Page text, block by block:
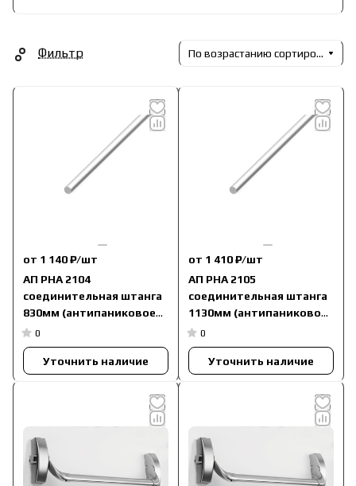
Фильтр По возрастанию сортировки
от 1 140 ₽/шт
АП PHA 2104
соединительная штанга
830мм (антипаниковое
устройство серии PHA
2000)
0
Уточнить наличие
от 1 410 ₽/шт
АП PHA 2105
соединительная штанга
1130мм (антипаниковое
устройство серии PHA
2000)
0
Уточнить наличие